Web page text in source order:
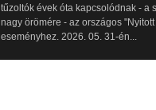
tűzoltók évek óta kapcsolódnak - a
nagy örömére - az országos
eseményhez. 2026. 05. 31-én...